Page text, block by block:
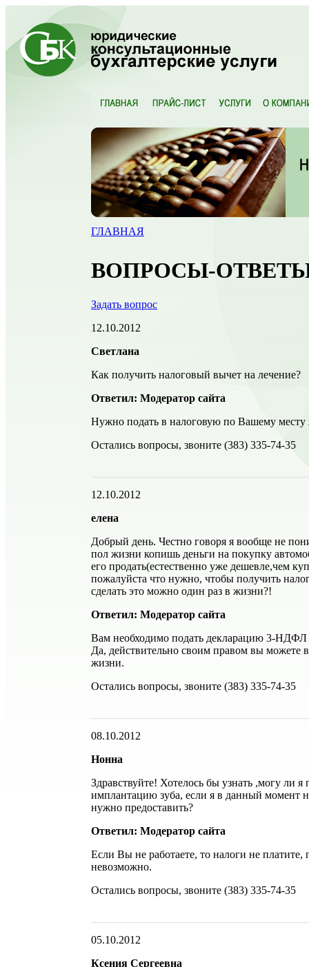
ГЛАВНАЯ
ВОПРОСЫ-
Задать вопрос
12.10.2012
Светлана
Как получить налоговый вычет на лечение?
Ответил: Модератор сайта
Нужно подать в налоговую по Вашему
Остались вопросы, звоните (383) 335-74-35
12.10.2012
елена
Добрый день. Честно говоря я вообще не
пол жизни копишь деньги на покупку
его продать(естественно уже дешевле,чем
пожалуйста что нужно, чтобы получить
сделать это можно один раз в жизни?!
Ответил: Модератор сайта
Вам необходимо подать декларацию 3-НДФЛ
Да, действительно своим правом вы можете
жизни.
Остались вопросы, звоните (383) 335-74-35
08.10.2012
Нонна
Здравствуйте! Хотелось бы узнать ,могу ли
имплантацию зуба, если я в данный момент
нужно предоставить?
Ответил: Модератор сайта
Если Вы не работаете, то налоги не
невозможно.
Остались вопросы, звоните (383) 335-74-35
05.10.2012
Ксения Сергеевна